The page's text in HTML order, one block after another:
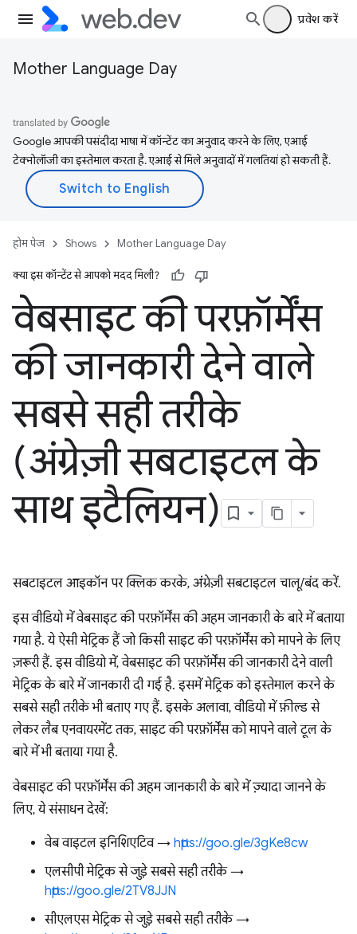
प्रवेश करें
Mother Language Day
Google आपकी पसंदीदा भाषा में कॉन्टेंट का अनुवाद करने के लिए, एआई
टेक्नोलॉजी का इस्तेमाल करता है. एआई से मिले अनुवादों में गलतियां हो सकती हैं.
होम पेज Shows Mother Language Day
क्या इस कॉन्टेंट से आपको मदद मिली?
वेबसाइट की परफ़ॉर्मेंस
की जानकारी देने वाले
सबसे सही तरीके
(अंग्रेज़ी सबटाइटल के
साथ इटैलियन)
सबटाइटल आइकॉन पर क्लिक करके, अंग्रेज़ी सबटाइटल चालू/बंद करें.
इस वीडियो में वेबसाइट की परफ़ॉर्मेंस की अहम जानकारी के बारे में बताया
गया है. ये ऐसी मेट्रिक हैं जो किसी साइट की परफ़ॉर्मेंस को मापने के लिए
ज़रूरी हैं. इस वीडियो में, वेबसाइट की परफ़ॉर्मेंस की जानकारी देने वाली
मेट्रिक के बारे में जानकारी दी गई है. इसमें मेट्रिक को इस्तेमाल करने के
सबसे सही तरीके भी बताए गए हैं. इसके अलावा, वीडियो में फ़ील्ड से
लेकर लैब एनवायरमेंट तक, साइट की परफ़ॉर्मेंस को मापने वाले टूल के
बारे में भी बताया गया है.
वेबसाइट की परफ़ॉर्मेंस की अहम जानकारी के बारे में ज़्यादा जानने के
लिए, ये संसाधन देखें:
वेब वाइटल इनिशिएटिव → https://goo.gle/3gKe8cw
एलसीपी मेट्रिक से जुड़े सबसे सही तरीके →
https://goo.gle/2TV8JJN
सीएलएस मेट्रिक से जुड़े सबसे सही तरीके →